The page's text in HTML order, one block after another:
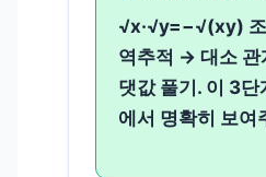
√x·√y=−√(xy)
역추적 → 대소
댓값 풀기. 이 3단
에서 명확히 보여